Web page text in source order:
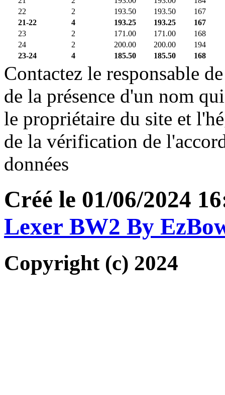
22
2 193.50 193.50
167
21-22
4 193.25 193.25
167
23
2 171.00 171.00
168
24
2 200.00 200.00
194
23-24
4 185.50 185.50 168
Contactez le responsable
de la présence d'un nom
le propriétaire du site et
de la vérification de
données
Créé le 01/06/2024
Lexer BW2 By
Copyright (c) 2024